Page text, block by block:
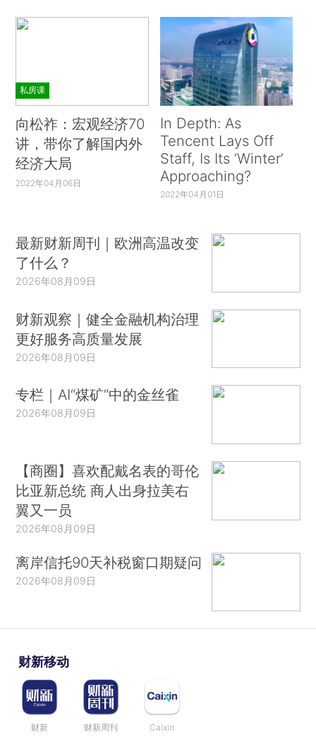
私房课
向松祚：宏观经济70
讲，带你了解国内外
经济大局
2022年04月06日
In Depth: As
Tencent Lays Off
Staff, Is Its ‘Winter’
Approaching?
2022年04月01日
最新财新周刊｜欧洲高温改变
了什么？
2026年08月09日
财新观察｜健全金融机构治理
更好服务高质量发展
2026年08月09日
专栏｜AI“煤矿”中的金丝雀
2026年08月09日
【商圈】喜欢配戴名表的哥伦
比亚新总统 商人出身拉美右
翼又一员
2026年08月09日
离岸信托90天补税窗口期疑问
2026年08月09日
财新移动
财新 财新周刊 Caixin